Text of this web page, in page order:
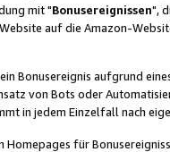
mit "Bonusereignissen",
auf die Amazon-
Bonusereignis aufgrund
von Bots oder
in jedem Einzelfall nach
für